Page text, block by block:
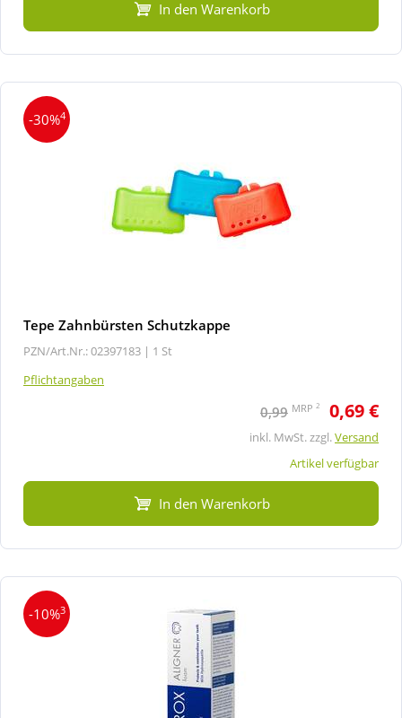
In den Warenkorb
-30%4
Tepe Zahnbürsten Schutzkappe
PZN/Art.Nr.: 02397183 | 1 St
Pflichtangaben
0,99 MRP 2 0,69 €
inkl. MwSt. zzgl.Versand
Artikel verfügbar
In den Warenkorb
-10%3